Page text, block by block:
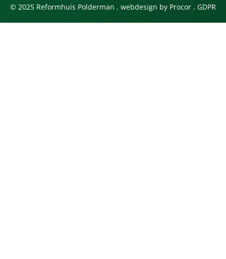
© 2025 Reformhuis Polderman . webdesign by Procor . GDPR